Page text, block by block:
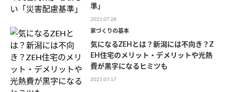
準」
2021.07.28
家づくりの基本
気になるZEHとは？新潟には不向き？Z
EH住宅のメリット・デメリットや光熱
費が黒字になるヒミツも
2021.07.17